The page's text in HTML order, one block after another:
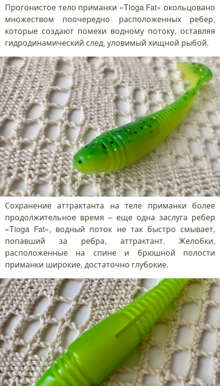
Прогонистое тело приманки «Tioga Fat» окольцовано
множеством поочередно расположенных ребер,
которые создают помехи водному потоку, оставляя
гидродинамический след, уловимый хищной рыбой.
Сохранение аттрактанта на теле приманки более
продолжительное время – еще одна заслуга ребер
«Tioga Fat», водный поток не так быстро смывает,
попавший за ребра, аттрактант. Желобки,
расположенные на спине и брюшной полости
приманки широкие, достаточно глубокие.